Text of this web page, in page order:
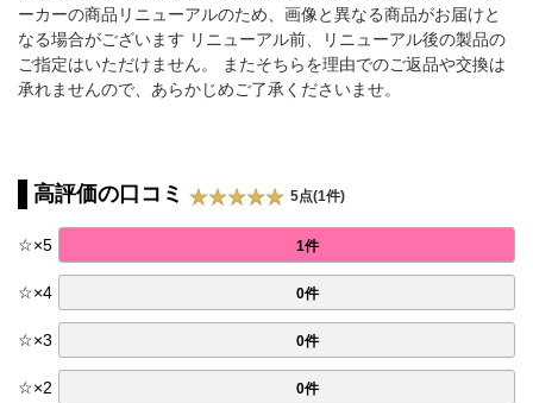
ーカーの商品リニューアルのため、画像と異なる商品がお届けと
なる場合がございます リニューアル前、リニューアル後の製品の
ご指定はいただけません。 またそちらを理由でのご返品や交換は
承れませんので、あらかじめご了承くださいませ。
高評価の口コミ 5点(1件)
☆×5 1件
☆×4 0件
☆×3 0件
☆×2 0件